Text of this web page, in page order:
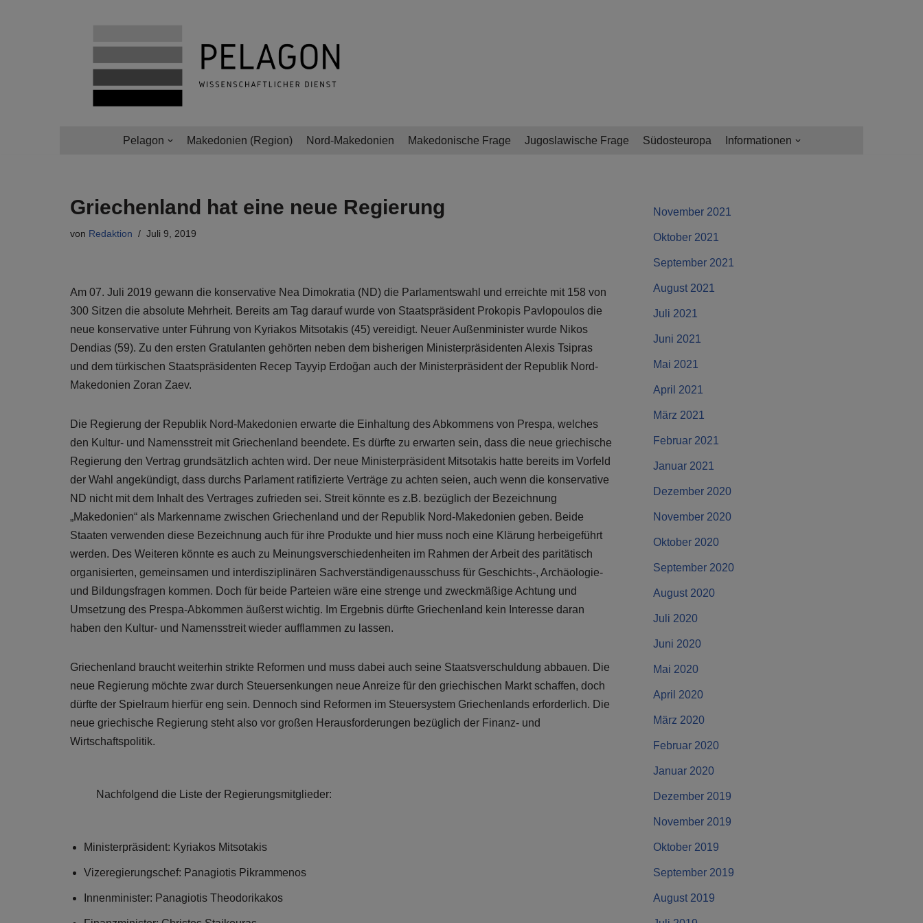
Pelagon Makedonien (Region) Nord-Makedonien Makedonische Frage Jugoslawische Frage Südosteuropa Informationen
Griechenland hat eine neue Regierung
von Redaktion Juli 9, 2019
Am 07. Juli 2019 gewann die konservative Nea Dimokratia (ND) die Parlamentswahl und erreichte mit 158 von
300 Sitzen die absolute Mehrheit. Bereits am Tag darauf wurde von Staatspräsident Prokopis Pavlopoulos die
neue konservative unter Führung von Kyriakos Mitsotakis (45) vereidigt. Neuer Außenminister wurde Nikos
Dendias (59). Zu den ersten Gratulanten gehörten neben dem bisherigen Ministerpräsidenten Alexis Tsipras
und dem türkischen Staatspräsidenten Recep Tayyip Erdoğan auch der Ministerpräsident der Republik Nord-
Makedonien Zoran Zaev.
Die Regierung der Republik Nord-Makedonien erwarte die Einhaltung des Abkommens von Prespa, welches
den Kultur- und Namensstreit mit Griechenland beendete. Es dürfte zu erwarten sein, dass die neue griechische
Regierung den Vertrag grundsätzlich achten wird. Der neue Ministerpräsident Mitsotakis hatte bereits im Vorfeld
der Wahl angekündigt, dass durchs Parlament ratifizierte Verträge zu achten seien, auch wenn die konservative
ND nicht mit dem Inhalt des Vertrages zufrieden sei. Streit könnte es z.B. bezüglich der Bezeichnung
„Makedonien“ als Markenname zwischen Griechenland und der Republik Nord-Makedonien geben. Beide
Staaten verwenden diese Bezeichnung auch für ihre Produkte und hier muss noch eine Klärung herbeigeführt
werden. Des Weiteren könnte es auch zu Meinungsverschiedenheiten im Rahmen der Arbeit des paritätisch
organisierten, gemeinsamen und interdisziplinären Sachverständigenausschuss für Geschichts-, Archäologie-
und Bildungsfragen kommen. Doch für beide Parteien wäre eine strenge und zweckmäßige Achtung und
Umsetzung des Prespa-Abkommen äußerst wichtig. Im Ergebnis dürfte Griechenland kein Interesse daran
haben den Kultur- und Namensstreit wieder aufflammen zu lassen.
Griechenland braucht weiterhin strikte Reformen und muss dabei auch seine Staatsverschuldung abbauen. Die
neue Regierung möchte zwar durch Steuersenkungen neue Anreize für den griechischen Markt schaffen, doch
dürfte der Spielraum hierfür eng sein. Dennoch sind Reformen im Steuersystem Griechenlands erforderlich. Die
neue griechische Regierung steht also vor großen Herausforderungen bezüglich der Finanz- und
Wirtschaftspolitik.
Nachfolgend die Liste der Regierungsmitglieder:
Ministerpräsident: Kyriakos Mitsotakis
Vizeregierungschef: Panagiotis Pikrammenos
Innenminister: Panagiotis Theodorikakos
November 2021
Oktober 2021
September 2021
August 2021
Juli 2021
Juni 2021
Mai 2021
April 2021
März 2021
Februar 2021
Januar 2021
Dezember 2020
November 2020
Oktober 2020
September 2020
August 2020
Juli 2020
Juni 2020
Mai 2020
April 2020
März 2020
Februar 2020
Januar 2020
Dezember 2019
November 2019
Oktober 2019
September 2019
August 2019